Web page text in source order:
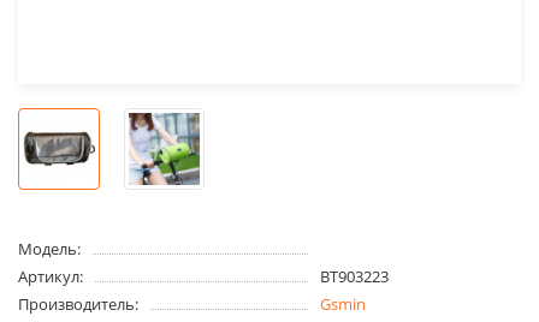
Модель:
Артикул:
BT903223
Производитель:
Gsmin